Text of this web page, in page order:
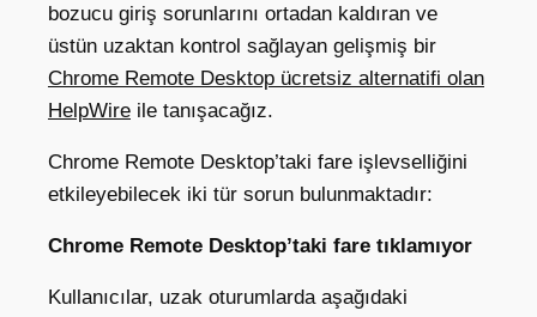
bozucu giriş sorunlarını ortadan kaldıran ve
üstün uzaktan kontrol sağlayan gelişmiş bir
Chrome Remote Desktop ücretsiz alternatifi olan
HelpWire ile tanışacağız.
Chrome Remote Desktop’taki fare işlevselliğini
etkileyebilecek iki tür sorun bulunmaktadır:
Chrome Remote Desktop’taki fare tıklamıyor
Kullanıcılar, uzak oturumlarda aşağıdaki